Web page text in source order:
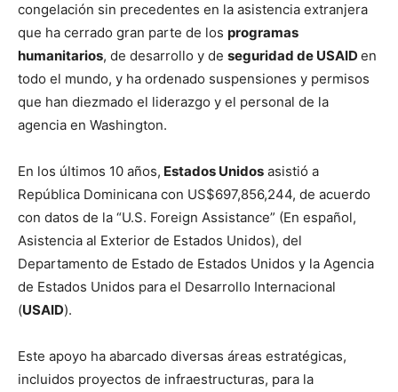
congelación sin precedentes en la asistencia extranjera
que ha cerrado gran parte de los programas
humanitarios, de desarrollo y de seguridad de USAID en
todo el mundo, y ha ordenado suspensiones y permisos
que han diezmado el liderazgo y el personal de la
agencia en Washington.
En los últimos 10 años, Estados Unidos asistió a
República Dominicana con US$697,856,244, de acuerdo
con datos de la “U.S. Foreign Assistance” (En español,
Asistencia al Exterior de Estados Unidos), del
Departamento de Estado de Estados Unidos y la Agencia
de Estados Unidos para el Desarrollo Internacional
(USAID).
Este apoyo ha abarcado diversas áreas estratégicas,
incluidos proyectos de infraestructuras, para la